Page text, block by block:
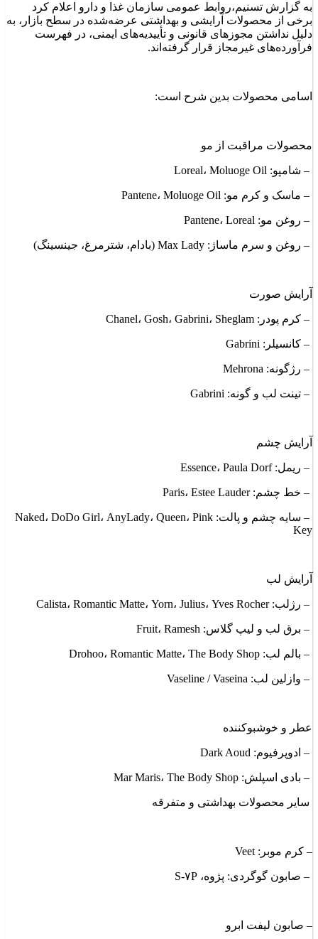
به گزارش تسنیم،روابط عمومی سازمان غذا و دارو اعلام کرد
برخی از محصولات آرایشی و بهداشتی عرضه‌شده در سطح بازار، به
دلیل نداشتن مجوزهای قانونی و تأییدیه‌های ایمنی، در فهرست
فرآورده‌های غیرمجاز قرار گرفته‌اند.
اسامی محصولات بدین شرح است:
محصولات مراقبت از مو
– شامپو: Loreal، Moluoge Oil
– ماسک و کرم مو: Pantene، Moluoge Oil
– روغن مو: Pantene، Loreal
– روغن و سرم ماساژ: Max Lady (بادام، شترمرغ، جینسینگ)
آرایش صورت
– کرم پودر: Chanel، Gosh، Gabrini، Sheglam
– کانسیلر: Gabrini
– رژگونه: Mehrona
– تینت لب و گونه: Gabrini
آرایش چشم
– ریمل: Essence، Paula Dorf
– خط چشم: Paris، Estee Lauder
– سایه چشم و پالت: Naked، DoDo Girl، AnyLady، Queen، Pink
Key
آرایش لب
– رژلب: Calista، Romantic Matte، Yorn، Julius، Yves Rocher
– برق لب و لیپ گلاس: Fruit، Ramesh
– بالم لب: Drohoo، Romantic Matte، The Body Shop
– وازلین لب: Vaseline / Vaseina
عطر و خوشبوکننده
– ادوپرفیوم: Dark Aoud
– بادی اسپلش: Mar Maris، The Body Shop
سایر محصولات بهداشتی و متفرقه
– کرم موبر: Veet
– صابون گوگردی: پژوه، S-۷P
– صابون لیفت ابرو